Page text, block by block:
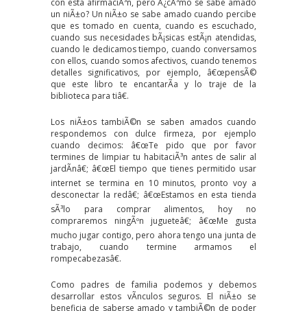
un niÃ±o? Un niÃ±o se sabe amado cuando percibe
que es tomado en cuenta, cuando es escuchado,
cuando sus necesidades bÃ¡sicas estÃ¡n atendidas,
cuando le dedicamos tiempo, cuando conversamos
con ellos, cuando somos afectivos, cuando tenemos
detalles significativos, por ejemplo, â€œpensÃ©
que este libro te encantarÃ­a y lo traje de la
biblioteca para tiâ€.
Los niÃ±os tambiÃ©n se saben amados cuando
respondemos con dulce firmeza, por ejemplo
cuando decimos: â€œTe pido que por favor
termines de limpiar tu habitaciÃ³n antes de salir al
jardÃ­nâ€; â€œEl tiempo que tienes permitido usar
internet se termina en 10 minutos, pronto voy a
desconectar la redâ€; â€œEstamos en esta tienda
sÃ³lo para comprar alimentos, hoy no
compraremos ningÃºn jugueteâ€; â€œMe gusta
mucho jugar contigo, pero ahora tengo una junta de
trabajo, cuando termine armamos el
rompecabezasâ€.
Como padres de familia podemos y debemos
desarrollar estos vÃ­nculos seguros. El niÃ±o se
beneficia de saberse amado y tambiÃ©n de poder